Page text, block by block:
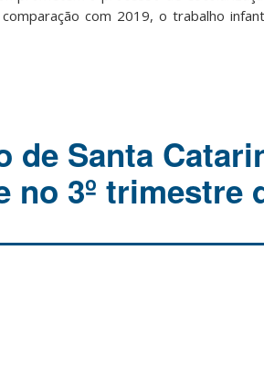
com 2019, o trabalho
de Santa
3º trimestre